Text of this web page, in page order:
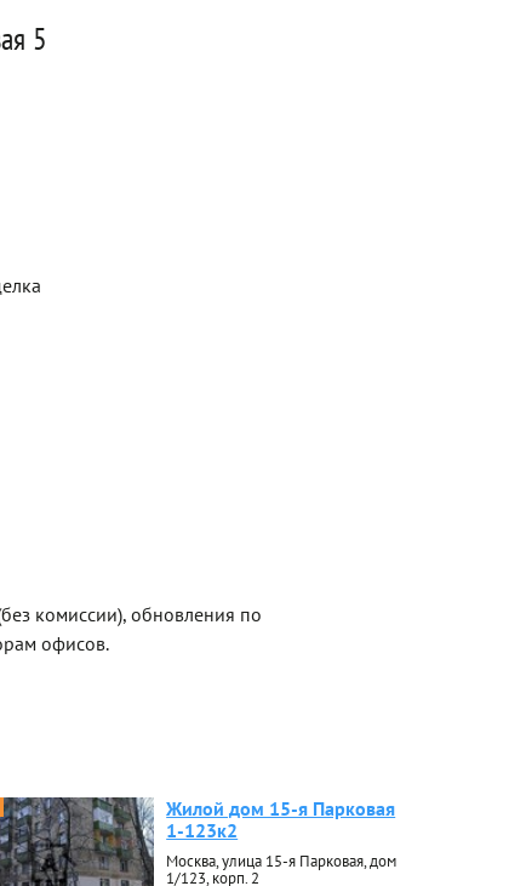
5
комиссии), обновления по
офисов.
Жилой дом 15-я Парковая
1-123к2
Москва, улица 15-я Парковая, дом
1/123, корп. 2